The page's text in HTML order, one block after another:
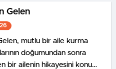
Gelen
mutlu bir aile kurma
doğumundan sonra
bir ailenin hikayesini konu